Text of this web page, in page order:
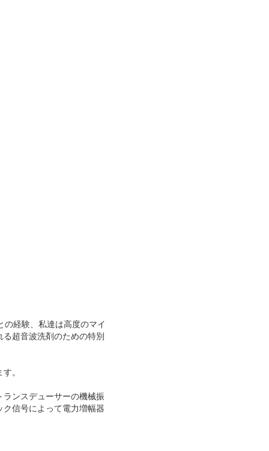
経験、私達は高度のマイ
超音波洗剤のための特別
。
ンスデューサーの機械振
信号によって電力増幅器